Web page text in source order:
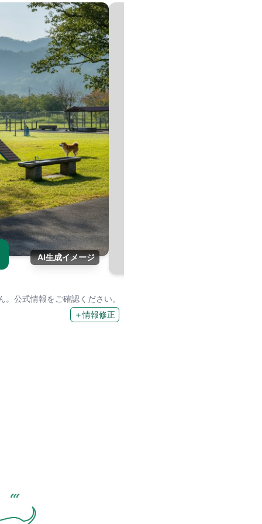
AI生成イメージ
公式情報をご確認ください。
＋情報修正